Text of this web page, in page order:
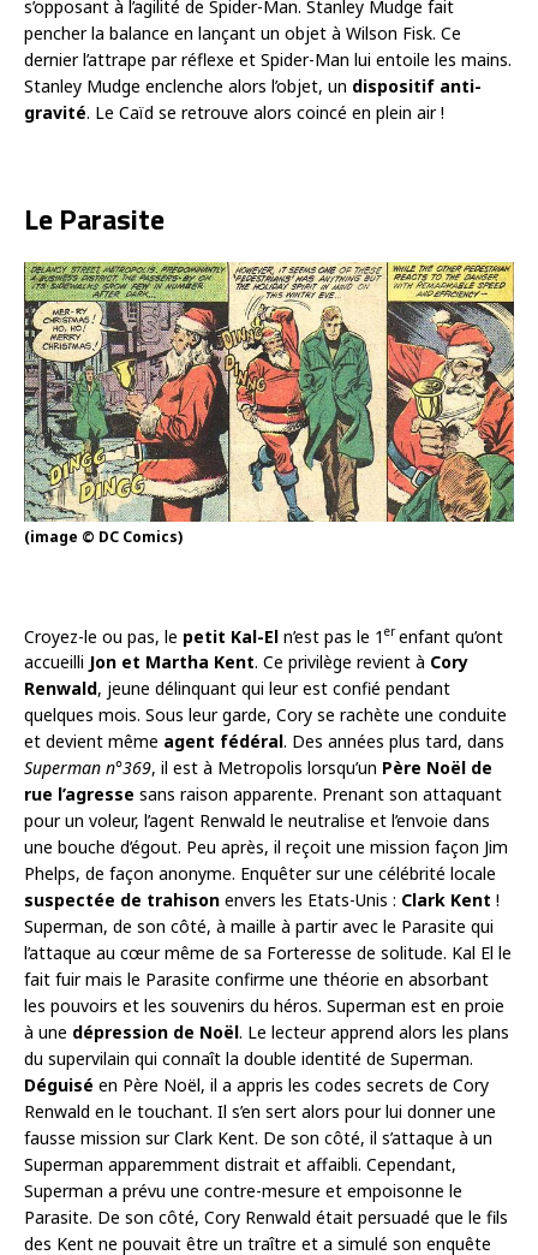
s’opposant à l’agilité de Spider-Man. Stanley Mudge fait
pencher la balance en lançant un objet à Wilson Fisk. Ce
dernier l’attrape par réflexe et Spider-Man lui entoile les mains.
Stanley Mudge enclenche alors l’objet, un dispositif anti-
gravité. Le Caïd se retrouve alors coincé en plein air !
Le Parasite
(image © DC Comics)
Croyez-le ou pas, le petit Kal-El n’est pas le 1 erenfant qu’ont
accueilli Jon et Martha Kent. Ce privilège revient à Cory
Renwald, jeune délinquant qui leur est confié pendant
quelques mois. Sous leur garde, Cory se rachète une conduite
et devient même agent fédéral. Des années plus tard, dans
Superman n°369, il est à Metropolis lorsqu’un Père Noël de
rue l’agresse sans raison apparente. Prenant son attaquant
pour un voleur, l’agent Renwald le neutralise et l’envoie dans
une bouche d’égout. Peu après, il reçoit une mission façon Jim
Phelps, de façon anonyme. Enquêter sur une célébrité locale
suspectée de trahison envers les Etats-Unis : Clark Kent !
Superman, de son côté, à maille à partir avec le Parasite qui
l’attaque au cœur même de sa Forteresse de solitude. Kal El le
fait fuir mais le Parasite confirme une théorie en absorbant
les pouvoirs et les souvenirs du héros. Superman est en proie
à une dépression de Noël. Le lecteur apprend alors les plans
du supervilain qui connaît la double identité de Superman.
Déguisé en Père Noël, il a appris les codes secrets de Cory
Renwald en le touchant. Il s’en sert alors pour lui donner une
fausse mission sur Clark Kent. De son côté, il s’attaque à un
Superman apparemment distrait et affaibli. Cependant,
Superman a prévu une contre-mesure et empoisonne le
Parasite. De son côté, Cory Renwald était persuadé que le fils
des Kent ne pouvait être un traître et a simulé son enquête